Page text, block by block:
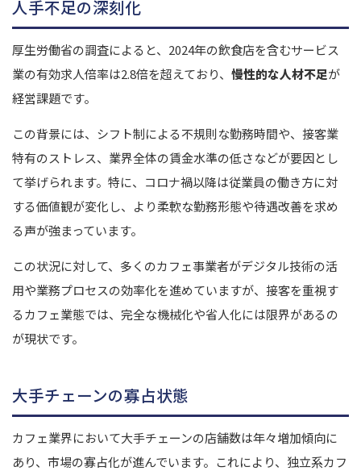
人手不足の深刻化
厚生労働省の調査によると、2024年の飲食店を含むサービス
業の有効求人倍率は2.8倍を超えており、 慢性的な人材不足が
経営課題です。
この背景には、シフト制による不規則な勤務時間や、接客業
特有のストレス、業界全体の賃金水準の低さなどが要因とし
て挙げられます。特に、コロナ禍以降は従業員の働き方に対
する価値観が変化し、より柔軟な勤務形態や待遇改善を求め
る声が強まっています。
この状況に対して、多くのカフェ事業者がデジタル技術の活
用や業務プロセスの効率化を進めていますが、接客を重視す
るカフェ業態では、完全な機械化や省人化には限界があるの
が現状です。
大手チェーンの寡占状態
カフェ業界において大手チェーンの店舗数は年々増加傾向に
あり、市場の寡占化が進んでいます。これにより、独立系カフ